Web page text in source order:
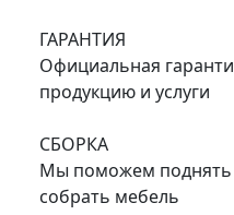
ГАРАНТИЯ
Официальная
продукцию и услуги
СБОРКА
Мы поможем поднять
собрать мебель